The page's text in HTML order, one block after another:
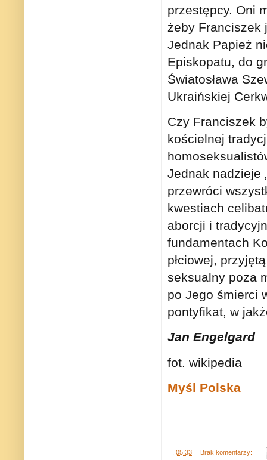
przestępcy. Oni
żeby Franciszek
Jednak Papież
Episkopatu, do
Światosława
Ukraińskiej
Czy Franciszek
kościelnej
Jednak nadzieje
przewróci
kwestiach
aborcji i
fundamentach
płciowej,
seksualny poza
po Jego śmierci
pontyfikat, w
Jan Engelgard
fot. wikipedia
Myśl Polska
05:33 Brak komentarzy: